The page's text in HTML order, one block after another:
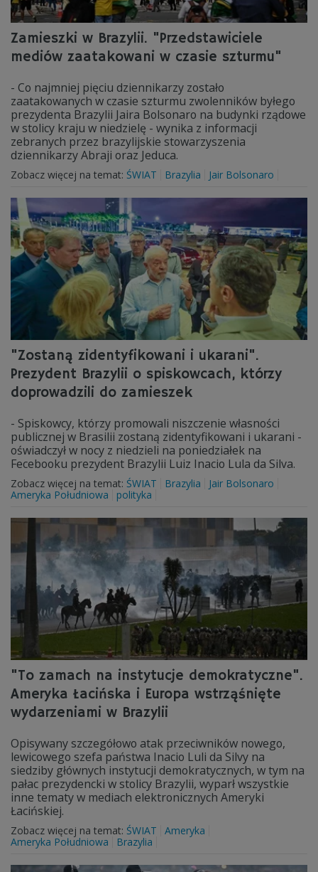
Zamieszki w Brazylii. "Przedstawiciele
mediów zaatakowani w czasie szturmu"
- Co najmniej pięciu dziennikarzy zostało
zaatakowanych w czasie szturmu zwolenników byłego
prezydenta Brazylii Jaira Bolsonaro na budynki rządowe
w stolicy kraju w niedzielę - wynika z informacji
zebranych przez brazylijskie stowarzyszenia
dziennikarzy Abraji oraz Jeduca.
Zobacz więcej na temat: ŚWIAT Brazylia Jair Bolsonaro
"Zostaną zidentyfikowani i ukarani".
Prezydent Brazylii o spiskowcach, którzy
doprowadzili do zamieszek
- Spiskowcy, którzy promowali niszczenie własności
publicznej w Brasilii zostaną zidentyfikowani i ukarani -
oświadczył w nocy z niedzieli na poniedziałek na
Fecebooku prezydent Brazylii Luiz Inacio Lula da Silva.
Zobacz więcej na temat: ŚWIAT Brazylia
Jair Bolsonaro
Ameryka Południowa
polityka
"To zamach na instytucje demokratyczne".
Ameryka Łacińska i Europa wstrząśnięte
wydarzeniami w Brazylii
Opisywany szczegółowo atak przeciwników nowego,
lewicowego szefa państwa Inacio Luli da Silvy na
siedziby głównych instytucji demokratycznych, w tym na
pałac prezydencki w stolicy Brazylii, wyparł wszystkie
inne tematy w mediach elektronicznych Ameryki
Łacińskiej.
Zobacz więcej na temat: ŚWIAT
Ameryka
Ameryka Południowa
Brazylia